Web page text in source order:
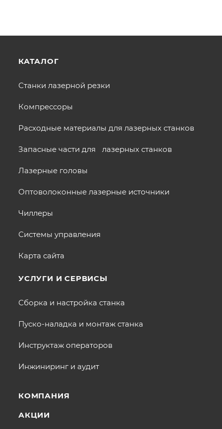
КАТАЛОГ
Станки лазерной резки
Компрессоры
Расходные материалы для лазерных станков
Запасные части для лазерных станков
Лазерные головы
Оптоволоконные лазерные источники
Чиллеры
Системы управления
Карта сайта
УСЛУГИ И СЕРВИСЫ
Сборка и настройка станка
Пуско-наладка и монтаж станка
Инструктаж операторов
Инжиниринг и аудит
КОМПАНИЯ
АКЦИИ